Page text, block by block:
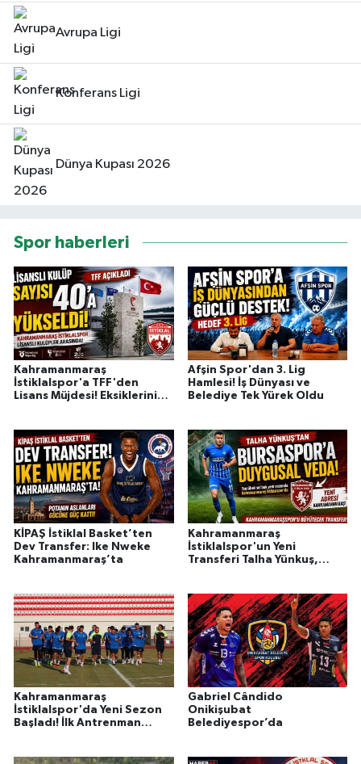
Avrupa Ligi
Konferans Ligi
Dünya Kupası 2026
Spor haberleri
Kahramanmaraş
İstiklalspor'a TFF'den
Lisans Müjdesi! Eksiklerini
Afşin Spor'dan 3. Lig
Hamlesi! İş Dünyası ve
Belediye Tek Yürek Oldu
KİPAŞ İstiklal Basket’ten
Dev Transfer: Ike Nweke
Kahramanmaraş’ta
Kahramanmaraş
İstiklalspor'un Yeni
Transferi Talha Yünkuş,
Kahramanmaraş
İstiklalspor'da Yeni Sezon
Başladı! İlk Antrenman
Gabriel Cândido
Onikişubat
Belediyespor’da